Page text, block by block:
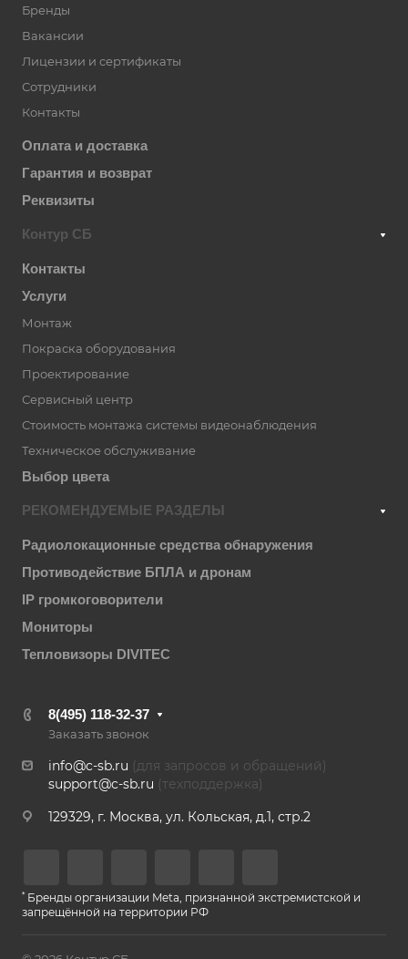
Бренды
Вакансии
Лицензии и сертификаты
Сотрудники
Контакты
Оплата и доставка
Гарантия и возврат
Реквизиты
Контур СБ
Контакты
Услуги
Монтаж
Покраска оборудования
Проектирование
Сервисный центр
Стоимость монтажа системы видеонаблюдения
Техническое обслуживание
Выбор цвета
РЕКОМЕНДУЕМЫЕ РАЗДЕЛЫ
Радиолокационные средства обнаружения
Противодействие БПЛА и дронам
IP громкоговорители
Мониторы
Тепловизоры DIVITEC
8(495) 118-32-37
Заказать звонок
info@c-sb.ru (для запросов и обращений)
support@c-sb.ru (техподдержка)
129329, г. Москва, ул. Кольская, д.1, стр.2
* Бренды организации Meta, признанной экстремистской и
запрещённой на территории РФ